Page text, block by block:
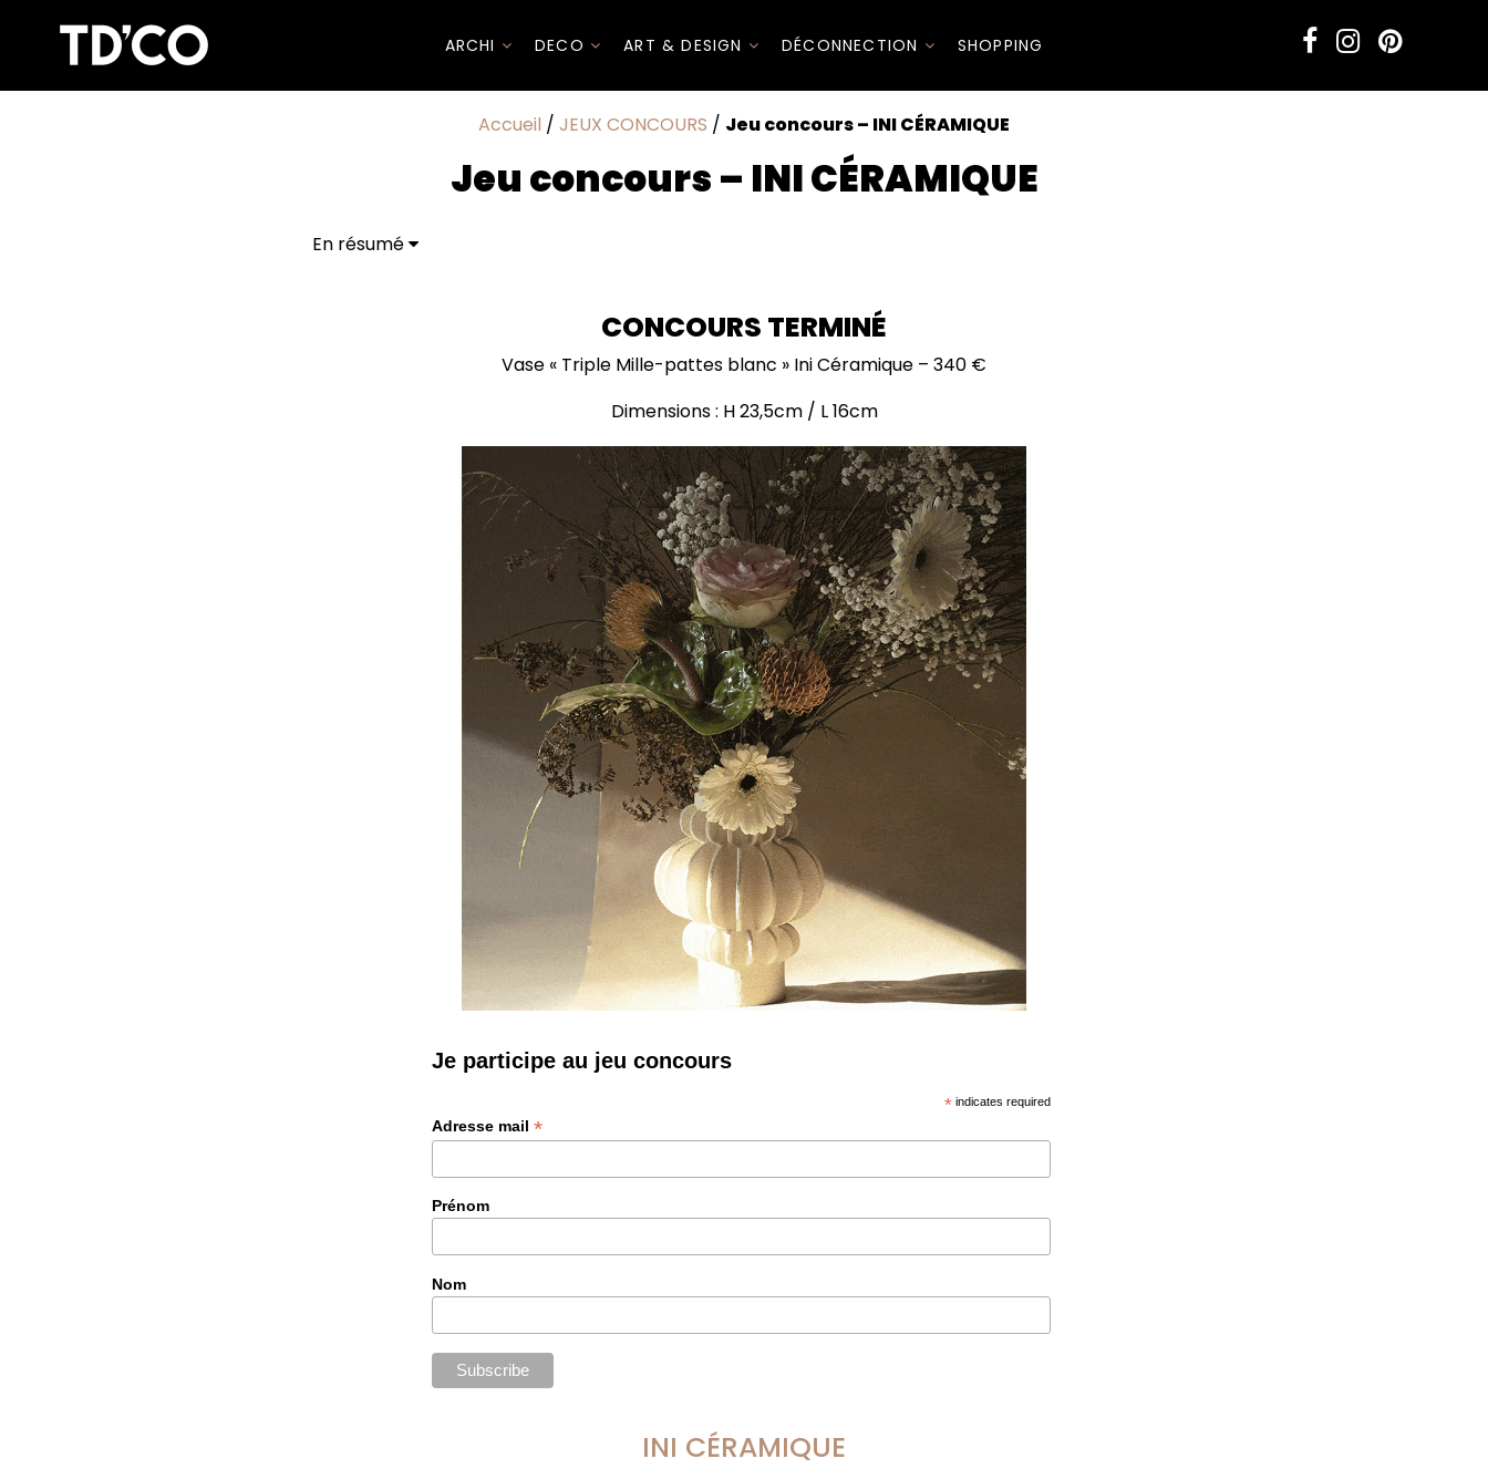
ARCHI DECO ART & DESIGN DÉCONNECTION SHOPPING
Accueil / JEUX CONCOURS / Jeu concours – INI CÉRAMIQUE
Jeu concours – INI CÉRAMIQUE
En résumé
CONCOURS TERMINÉ
Vase « Triple Mille-pattes blanc » Ini Céramique – 340 €
Dimensions : H 23,5cm / L 16cm
Je participe au jeu concours
*indicates required
Adresse mail *
Prénom
Nom
INI CÉRAMIQUE